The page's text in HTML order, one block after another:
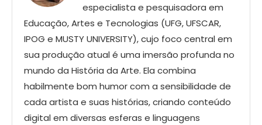
especialista e pesquisadora em
Educação, Artes e Tecnologias (UFG, UFSCAR,
IPOG e MUSTY UNIVERSITY), cujo foco central em
sua produção atual é uma imersão profunda no
mundo da História da Arte. Ela combina
habilmente bom humor com a sensibilidade de
cada artista e suas histórias, criando conteúdo
digital em diversas esferas e linguagens